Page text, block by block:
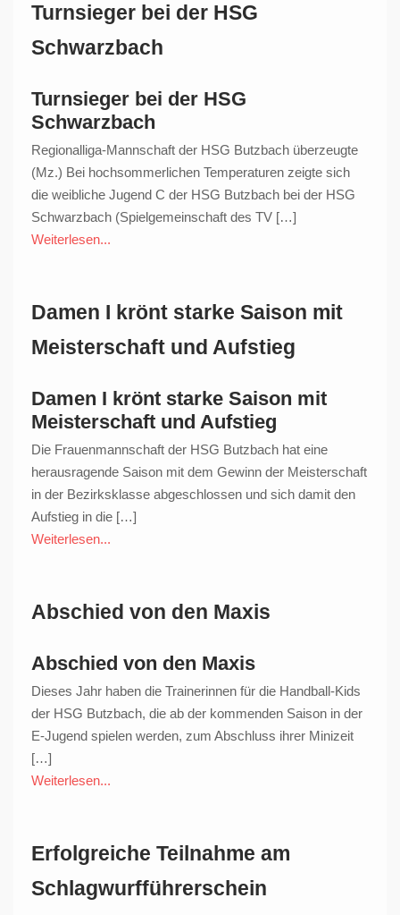
Turnsieger bei der HSG
Schwarzbach
Turnsieger bei der HSG
Schwarzbach
Regionalliga-Mannschaft der HSG Butzbach überzeugte
(Mz.) Bei hochsommerlichen Temperaturen zeigte sich
die weibliche Jugend C der HSG Butzbach bei der HSG
Schwarzbach (Spielgemeinschaft des TV […]
Weiterlesen...
Damen I krönt starke Saison mit
Meisterschaft und Aufstieg
Damen I krönt starke Saison mit
Meisterschaft und Aufstieg
Die Frauenmannschaft der HSG Butzbach hat eine
herausragende Saison mit dem Gewinn der Meisterschaft
in der Bezirksklasse abgeschlossen und sich damit den
Aufstieg in die […]
Weiterlesen...
Abschied von den Maxis
Abschied von den Maxis
Dieses Jahr haben die Trainerinnen für die Handball-Kids
der HSG Butzbach, die ab der kommenden Saison in der
E-Jugend spielen werden, zum Abschluss ihrer Minizeit
[…]
Weiterlesen...
Erfolgreiche Teilnahme am
Schlagwurfführerschein